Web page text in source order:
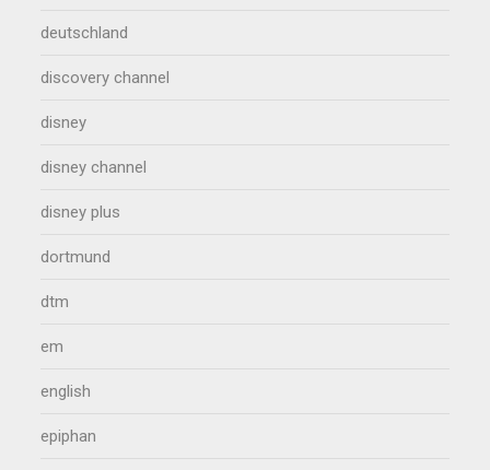
deutschland
discovery channel
disney
disney channel
disney plus
dortmund
dtm
em
english
epiphan